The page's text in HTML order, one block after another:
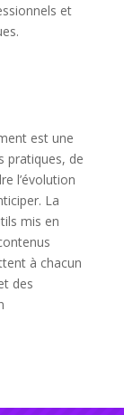
et
est une
pratiques, de
l’évolution
La
mis en
à chacun
des